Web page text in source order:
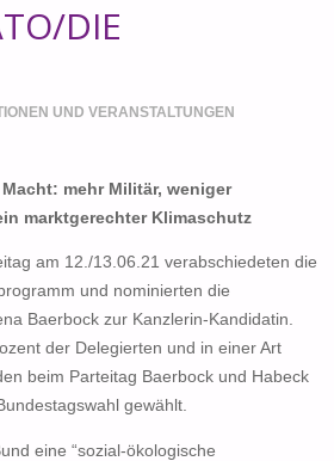
DIE
UND VERANSTALTUNGEN
mehr Militär, weniger
marktgerechter Klimaschutz
am 12./13.06.21 verabschiedeten die
und nominierten die
Baerbock zur Kanzlerin-Kandidatin.
der Delegierten und in einer Art
beim Parteitag Baerbock und Habeck
gewählt.
eine “sozial-ökologische